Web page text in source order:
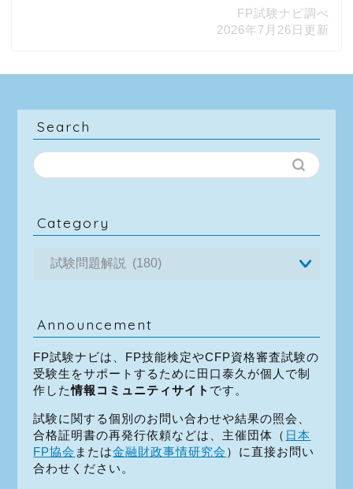
FP試験ナビ調べ
2026年7月26日更新
Search
Category
Announcement
FP試験ナビは、FP技能検定やCFP資格審査試験の
受験生をサポートするために田口泰久が個人で制
作した情報コミュニティサイト です。
試験に関する個別のお問い合わせや結果の照会、
合格証明書の再発行依頼などは、主催団体（ 日本
FP協会 または金融財政事情研究会 ）に直接お問い
合わせください。